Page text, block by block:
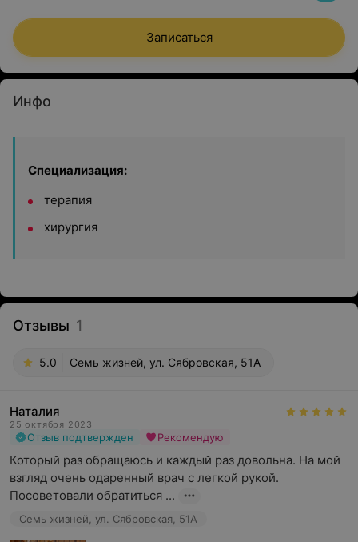
Записаться
Инфо
Специализация:
терапия
хирургия
Отзывы 1
5.0 Семь жизней, ул. Сябровская, 51А
Наталия
25 октября 2023
Отзыв подтвержден Рекомендую
Который раз обращаюсь и каждый раз довольна. На мой
взгляд очень одаренный врач с легкой рукой.
Посоветовали обратиться ...
Семь жизней, ул. Сябровская, 51А